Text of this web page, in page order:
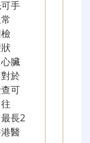
手
臟
於
可
長2
醫